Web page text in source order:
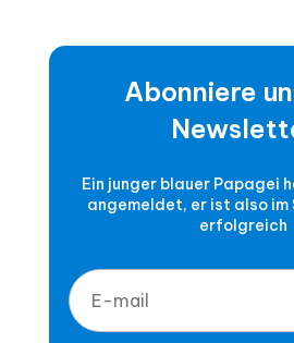
Abonniere
Ein junger blauer Papagei
angemeldet, er ist also
erfolgreich